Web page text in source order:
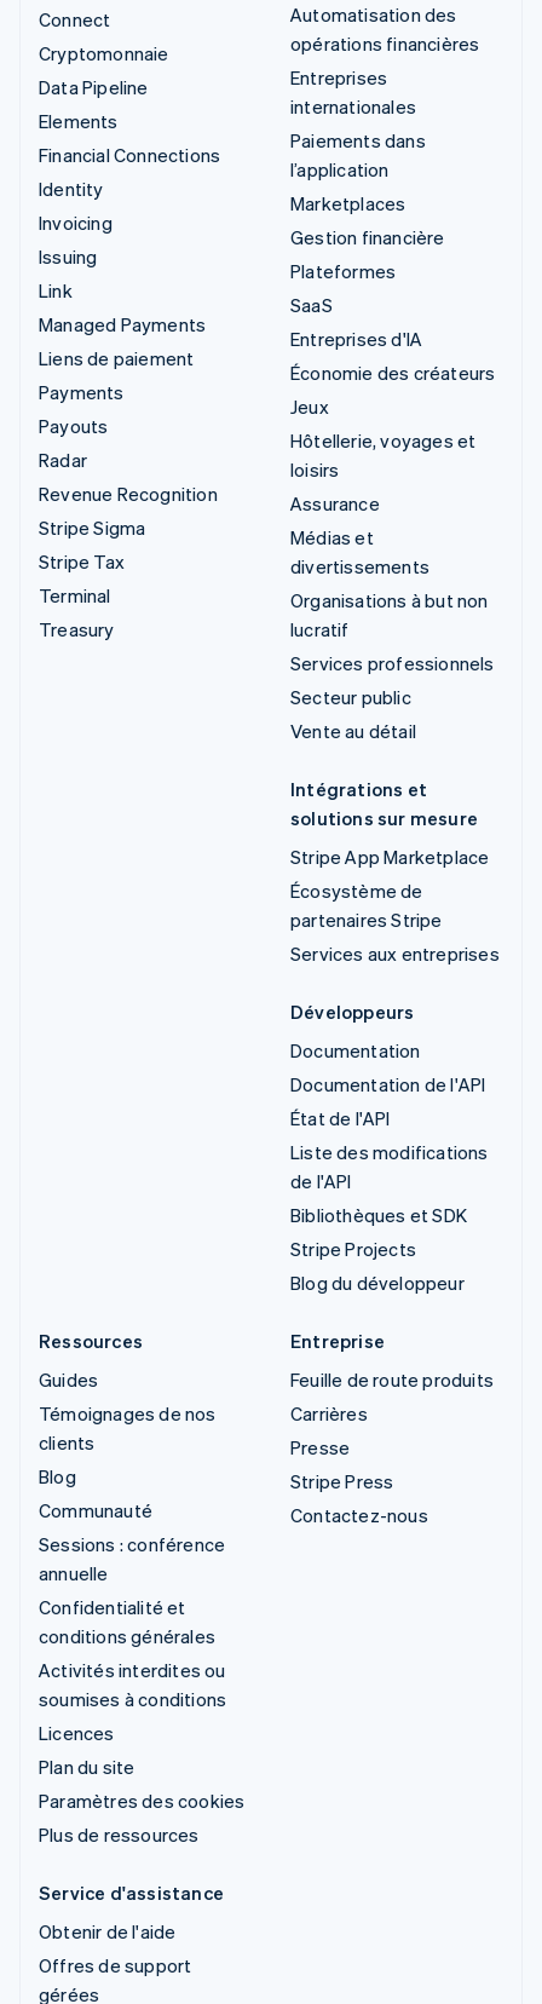
Connect
Cryptomonnaie
Data Pipeline
Elements
Financial Connections
Identity
Invoicing
Issuing
Link
Managed Payments
Liens de paiement
Payments
Payouts
Radar
Revenue Recognition
Stripe Sigma
Stripe Tax
Terminal
Treasury
Automatisation des
opérations financières
Entreprises
internationales
Paiements dans
l’application
Marketplaces
Gestion financière
Plateformes
SaaS
Entreprises d'IA
Économie des créateurs
Jeux
Hôtellerie, voyages et
loisirs
Assurance
Médias et
divertissements
Organisations à but non
lucratif
Services professionnels
Secteur public
Vente au détail
Intégrations et
solutions sur mesure
Stripe App Marketplace
Écosystème de
partenaires Stripe
Services aux entreprises
Développeurs
Documentation
Documentation de l'API
État de l'API
Liste des modifications
de l'API
Bibliothèques et SDK
Stripe Projects
Blog du développeur
Ressources
Guides
Témoignages de nos
clients
Blog
Communauté
Sessions : conférence
annuelle
Confidentialité et
conditions générales
Activités interdites ou
soumises à conditions
Licences
Plan du site
Paramètres des cookies
Plus de ressources
Entreprise
Feuille de route produits
Carrières
Presse
Stripe Press
Contactez-nous
Service d'assistance
Obtenir de l'aide
Offres de support
gérées